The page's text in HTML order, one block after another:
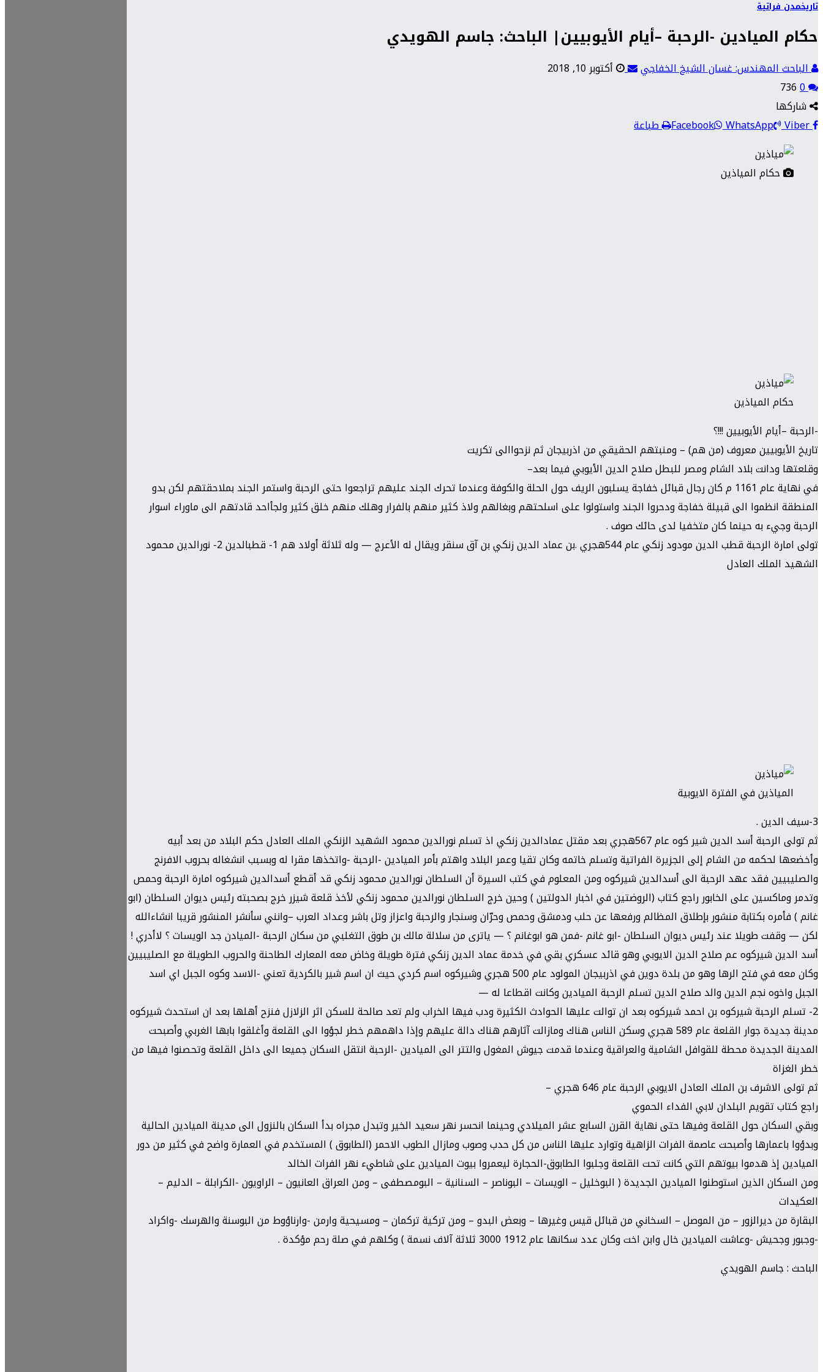
تاريخمدن فراتية
حكام الميادين -الرحبة –أيام الأيوبيين| الباحث: جاسم الهويدي
الباحث المهندس: غسان الشيخ الخفاجي
أكتوبر 10, 2018
0
شاركها
Facebook
WhatsApp Viber طباعة
حكام المياذين
حكام المياذين
-الرحبة –أيام الأيوبيين !!!؟
تاريخ الأيوبيين معروف (من هم) – ومنبتهم الحقيقي من اذربيجان ثم نزحواالى تكريت
وقلعتها ودانت بلاد الشام ومصر للبطل صلاح الدين الأيوبي فيما بعد–
في نهاية عام 1161 م كان رجال قبائل خفاجة يسلبون الريف حول الحلة والكوفة وعندما تحرك الجند عليهم تراجعوا حتى الرحبة واستمر الجند بملاحقتهم لكن بدو
المنطقة انظموا الى قبيلة خفاجة ودحروا الجند واستولوا على اسلحتهم وبغالهم ولاذ كثير منهم بالفرار وهلك منهم خلق كثير ولجأاحد قادتهم الى ماوراء اسوار
الرحبة وجيء به حينما كان متخفيا لدى حائك صوف .
تولى امارة الرحبة قطب الدين مودود زنكي عام 544هجري .بن عماد الدين زنكي بن آق سنقر ويقال له الأعرج — وله ثلاثة أولاد هم 1- قطبالدين 2- نورالدين محمود
الشهيد الملك العادل
المياذين في الفترة الايوبية
3-سيف الدين .
ثم تولى الرحبة أسد الدين شير كوه عام 567هجري بعد مقتل عمادالدين زنكي اذ تسلم نورالدين محمود الشهيد الزنكي الملك العادل حكم البلاد من بعد أبيه
وأخضعها لحكمه من الشام إلى الجزيرة الفراتية وتسلم خاتمه وكان تقيا وعمر البلاد واهتم بأمر الميادين -الرحبة -واتخذها مقرا له وبسبب انشغاله بحروب الافرنج
والصليبيين فقد عهد الرحبة الى أسدالدين شيركوه ومن المعلوم في كتب السيرة أن السلطان نورالدين محمود زنكي قد أقطع أسدالدين شيركوه امارة الرحبة وحمص
وتدمر وماكسين على الخابور راجع كتاب (الروضتين في اخبار الدولتين ) وحين خرج السلطان نورالدين محمود زنكي لأخذ قلعة شيزر خرج بصحبته رئيس ديوان السلطان (ابو
غانم ) فأمره بكتابة منشور بإطلاق المظالم ورفعها عن حلب ودمشق وحمص وحرّان وسنجار والرحبة واعزاز وتل باشر وعداد العرب –وانني سأنشر المنشور قريبا انشاءالله
لكن — وقفت طويلا عند رئيس ديوان السلطان -ابو غانم -فمن هو ابوغانم ؟ — ياترى من سلالة مالك بن طوق التغلبي من سكان الرحبة -الميادن جد الويسات ؟ لاأدري !
أسد الدين شيركوه عم صلاح الدين الايوبي وهو قائد عسكري بقي في خدمة عماد الدين زنكي فترة طويلة وخاض معه المعارك الطاحنة والحروب الطويلة مع الصليبيين
وكان معه في فتح الرها وهو من بلدة دوين في اذربيجان المولود عام 500 هجري وشيركوه اسم كردي حيث ان اسم شير بالكردية تعني -الاسد وكوه الجبل اي اسد
الجبل واخوه نجم الدين والد صلاح الدين تسلم الرحبة الميادين وكانت اقطاعا له —
2- تسلم الرحبة شيركوه بن احمد شيركوه بعد ان توالت عليها الحوادث الكثيرة ودب فيها الخراب ولم تعد صالحة للسكن اثر الزلازل فنزح أهلها بعد ان استحدث شيركوه
مدينة جديدة جوار القلعة عام 589 هجري وسكن الناس هناك ومازالت آثارهم هناك دالة عليهم وإذا داهمهم خطر لجؤوا الى القلعة وأغلقوا بابها الغربي وأصبحت
المدينة الجديدة محطة للقوافل الشامية والعراقية وعندما قدمت جيوش المغول والتتر الى الميادين -الرحبة انتقل السكان جميعا الى داخل القلعة وتحصنوا فيها من
خطر الغزاة
ثم تولى الاشرف بن الملك العادل الايوبي الرحبة عام 646 هجري –
راجع كتاب تقويم البلدان لابي الفداء الحموي
وبقي السكان حول القلعة وفيها حتى نهاية القرن السابع عشر الميلادي وحينما انحسر نهر سعيد الخير وتبدل مجراه بدأ السكان بالنزول الى مدينة الميادين الحالية
وبدؤوا باعمارها وأصبحت عاصمة الفرات الزاهية وتوارد عليها الناس من كل حدب وصوب ومازال الطوب الاحمر (الطابوق ) المستخدم في العمارة واضح في كثير من دور
الميادين إذ هدموا بيوتهم التي كانت تحت القلعة وجلبوا الطابوق-الحجارة ليعمروا بيوت الميادين على شاطيء نهر الفرات الخالد
ومن السكان الذين استوطنوا الميادين الجديدة ( البوخليل – الويسات – البوناصر – السنانية – البومصطفى – ومن العراق العانيون – الراويون -الكرابلة – الدليم –
العكيدات
البقارة من ديرالزور – من الموصل – السخاني من قبائل قيس وغيرها – وبعض البدو – ومن تركية تركمان – ومسيحية وارمن -وارناؤوط من البوسنة والهرسك -واكراد
-وجبور وجحيش -وعاشت الميادين خال وابن اخت وكان عدد سكانها عام 1912 3000 ثلاثة آلاف نسمة ) وكلهم في صلة رحم مؤكدة .
الباحث : جاسم الهويدي